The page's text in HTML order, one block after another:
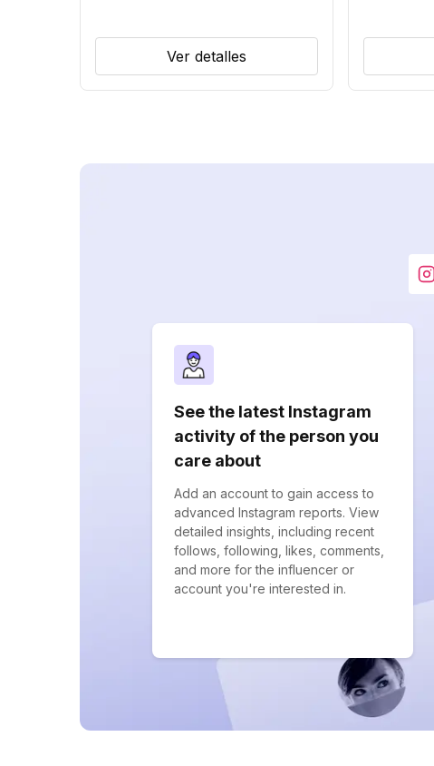
Ver detalles
See the latest Instagram
activity of the person you
care about
Add an account to gain access to
advanced Instagram reports. View
detailed insights, including recent
follows, following, likes, comments,
and more for the influencer or
account you're interested in.